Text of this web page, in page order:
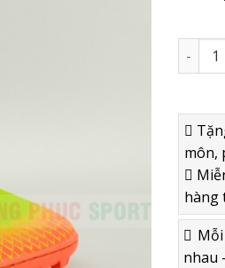
GIÀY
môn,
hàng
nhau